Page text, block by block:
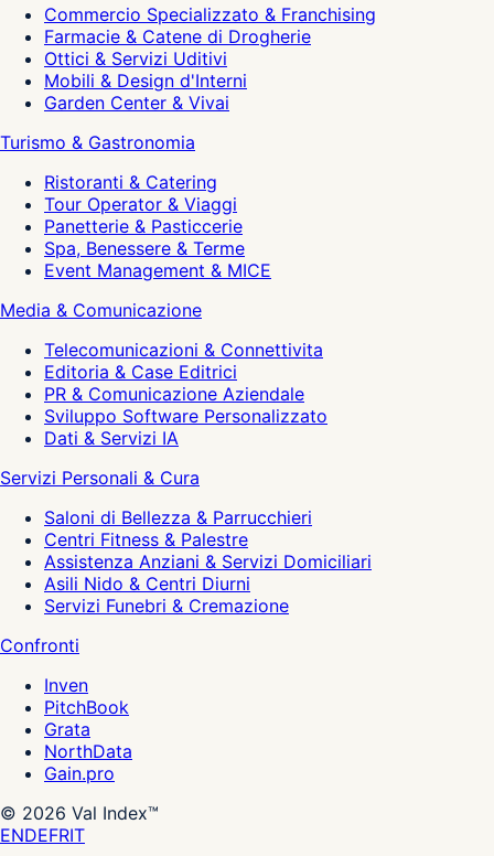
Commercio Specializzato & Franchising
Farmacie & Catene di Drogherie
Ottici & Servizi Uditivi
Mobili & Design d'Interni
Garden Center & Vivai
Turismo & Gastronomia
Ristoranti & Catering
Tour Operator & Viaggi
Panetterie & Pasticcerie
Spa, Benessere & Terme
Event Management & MICE
Media & Comunicazione
Telecomunicazioni & Connettivita
Editoria & Case Editrici
PR & Comunicazione Aziendale
Sviluppo Software Personalizzato
Dati & Servizi IA
Servizi Personali & Cura
Saloni di Bellezza & Parrucchieri
Centri Fitness & Palestre
Assistenza Anziani & Servizi Domiciliari
Asili Nido & Centri Diurni
Servizi Funebri & Cremazione
Confronti
Inven
PitchBook
Grata
NorthData
Gain.pro
© 2026 Val Index™
ENDEFRIT